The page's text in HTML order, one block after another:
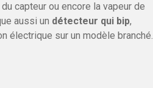
capteur ou encore la vapeur de
aussi un détecteur qui bip,
électrique sur un modèle branché.